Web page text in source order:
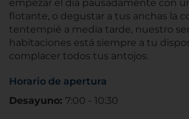
empezar el día pausadamente con
flotante, o degustar a tus anchas la
tentempié a media tarde, nuestro
habitaciones está siempre a tu
complacer todos tus antojos.
Horario de apertura
Desayuno: 7:00 - 10:30